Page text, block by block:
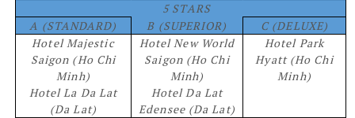
5 STARS
A (STANDARD)
B (SUPERIOR)
C (DELUXE)
Hotel Majestic
Saigon (Ho Chi
Minh)
Hotel La Da Lat
(Da Lat)
Hotel New World
Saigon (Ho Chi
Minh)
Hotel Da Lat
Edensee (Da Lat)
Hotel Park
Hyatt (Ho Chi
Minh)